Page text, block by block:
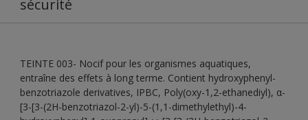
sécurité
TEINTE 003- Nocif pour les organismes aquatiques,
entraîne des effets à long terme. Contient hydroxyphenyl-
benzotriazole derivatives, IPBC, Poly(oxy-1,2-ethanediyl), α-
[3-[3-(2H-benzotriazol-2-yl)-5-(1,1-dimethylethyl)-4-